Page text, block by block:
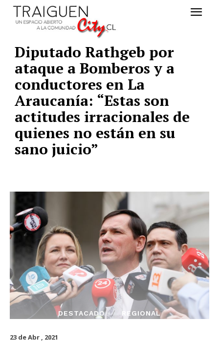
Diputado Rathgeb por
ataque a Bomberos y a
conductores en La
Araucanía: “Estas son
actitudes irracionales de
quienes no están en su
sano juicio”
DESTACADO REGIONAL
23 de Abr , 2021